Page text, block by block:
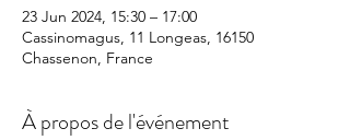
23 Jun 2024, 15:30 – 17:00
Cassinomagus, 11 Longeas, 16150
Chassenon, France
À propos de l'événement